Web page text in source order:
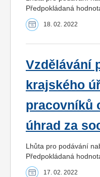
Předpokládaná
18. 02. 2022
Vzdělávání
krajského
pracovníků
úhrad za
Lhůta pro podávání
Předpokládaná
17. 02. 2022